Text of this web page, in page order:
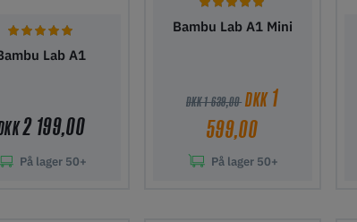
Lab A1
2 199,00
På lager 50+
Bambu Lab A1 Mini
DKK 1 639,00 DKK1
599,00
På lager 50+